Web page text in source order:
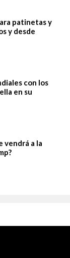
patinetas y
y desde
con los
en su
vendrá a la